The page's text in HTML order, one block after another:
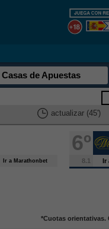
Casas de Apuestas
actualizar (45')
Ir a Marathonbet
6º
8.1 Ir
*Cuotas orientativas.